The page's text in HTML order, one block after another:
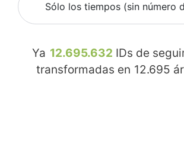
Sólo los tiempos (sin número
Ya 12.695.632 IDs de
transformadas en 12.695